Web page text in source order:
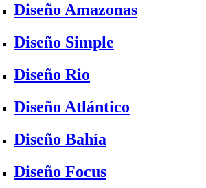
Diseño Amazonas
Diseño Simple
Diseño Rio
Diseño Atlántico
Diseño Bahía
Diseño Focus